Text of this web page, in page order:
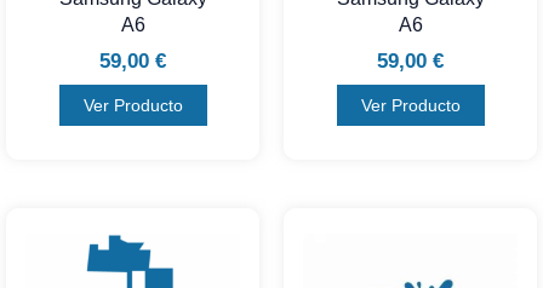
A6
59,00 €
Ver Producto
A6
59,00 €
Ver Producto